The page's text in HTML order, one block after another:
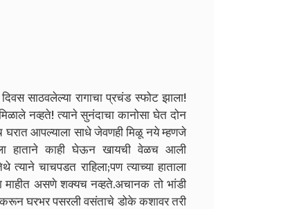
साठवलेल्या रागाचा प्रचंड स्फोट झाला!
नव्हते! त्याने सुनंदाचा कानोसा घेत दोन
घरात आपल्याला साधे जेवणही मिळू नये म्हणजे
हाताने काही घेऊन खायची वेळच आली
त्याने चाचपडत राहिला;पण त्याच्या हाताला
माहीत असणे शक्यच नव्हते.अचानक तो भांडी
घरभर पसरली वसंताचे डोके कशावर तरी